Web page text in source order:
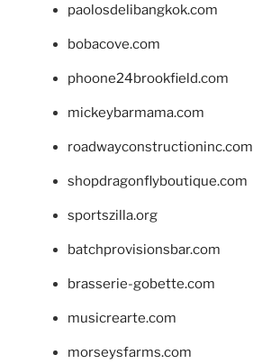
paolosdelibangkok.com
bobacove.com
phoone24brookfield.com
mickeybarmama.com
roadwayconstructioninc.com
shopdragonflyboutique.com
sportszilla.org
batchprovisionsbar.com
brasserie-gobette.com
musicrearte.com
morseysfarms.com